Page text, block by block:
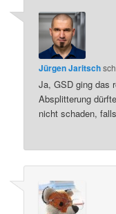
Jürgen Jaritsch
Ja, GSD ging das
Absplitterung
nicht schaden,